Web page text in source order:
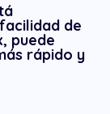
de
puede
rápido y